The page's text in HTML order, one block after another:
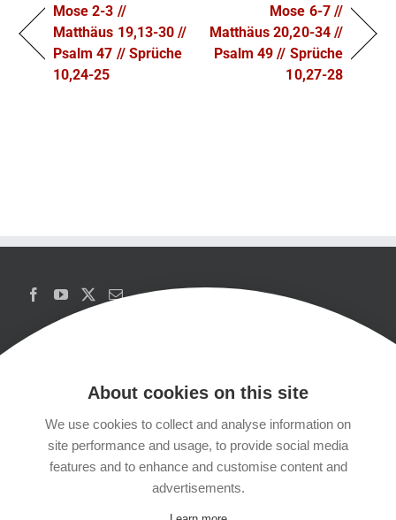
Mose 2-3 //
Matthäus 19,13-30 //
Psalm 47 // Sprüche
10,24-25
Mose 6-7 //
Matthäus 20,20-34 //
Psalm 49 // Sprüche
10,27-28
Copyrights
Datenschutzerklärung
About cookies on this site
We use cookies to collect and analyse information on
site performance and usage, to provide social media
features and to enhance and customise content and
advertisements.